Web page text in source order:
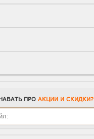
ПРО АКЦИИ И СКИДКИ?